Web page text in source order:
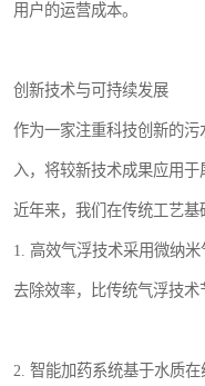
用户的运营成本。
创新技术与可持续发展
作为一家注重科技创新的
入，将较新技术成果应用于
近年来，我们在传统工艺基
1. 高效气浮技术采用微纳
去除效率，比传统气浮技术
2. 智能加药系统基于水质